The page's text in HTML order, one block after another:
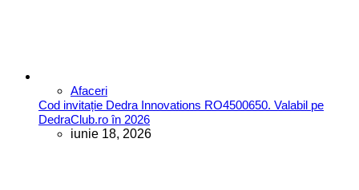
Afaceri
Cod invitație Dedra Innovations RO4500650. Valabil pe
DedraClub.ro în 2026
iunie 18, 2026